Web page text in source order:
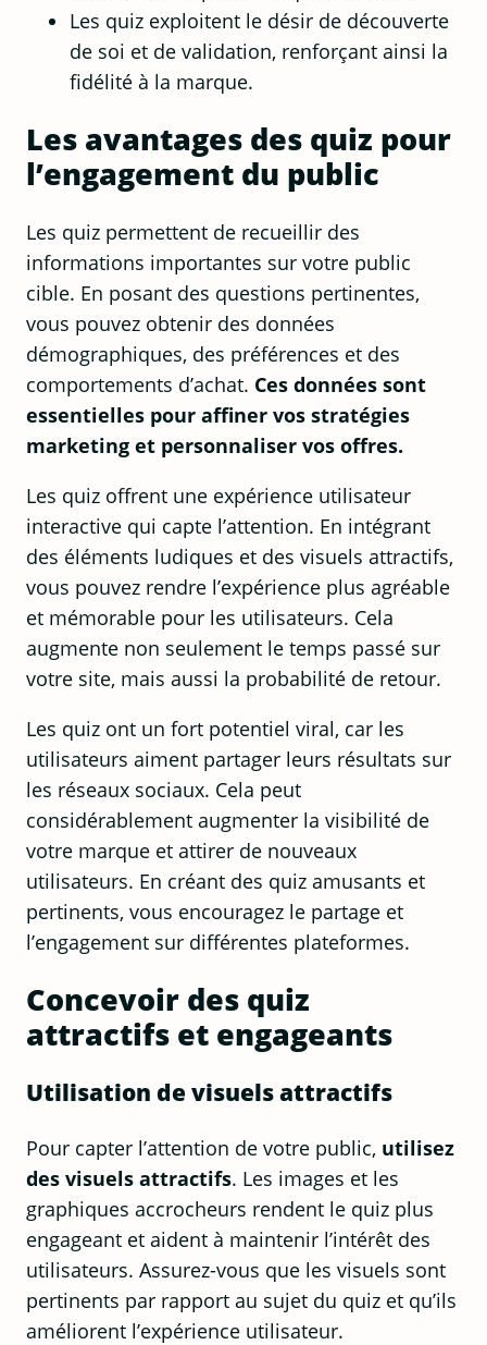
Les quiz exploitent le désir de découverte
de soi et de validation, renforçant ainsi la
fidélité à la marque.
Les avantages des quiz pour
l’engagement du public
Les quiz permettent de recueillir des
informations importantes sur votre public
cible. En posant des questions pertinentes,
vous pouvez obtenir des données
démographiques, des préférences et des
comportements d’achat. Ces données sont
essentielles pour affiner vos stratégies
marketing et personnaliser vos offres.
Les quiz offrent une expérience utilisateur
interactive qui capte l’attention. En intégrant
des éléments ludiques et des visuels attractifs,
vous pouvez rendre l’expérience plus agréable
et mémorable pour les utilisateurs. Cela
augmente non seulement le temps passé sur
votre site, mais aussi la probabilité de retour.
Les quiz ont un fort potentiel viral, car les
utilisateurs aiment partager leurs résultats sur
les réseaux sociaux. Cela peut
considérablement augmenter la visibilité de
votre marque et attirer de nouveaux
utilisateurs. En créant des quiz amusants et
pertinents, vous encouragez le partage et
l’engagement sur différentes plateformes.
Concevoir des quiz
attractifs et engageants
Utilisation de visuels attractifs
Pour capter l’attention de votre public, utilisez
des visuels attractifs. Les images et les
graphiques accrocheurs rendent le quiz plus
engageant et aident à maintenir l’intérêt des
utilisateurs. Assurez-vous que les visuels sont
pertinents par rapport au sujet du quiz et qu’ils
améliorent l’expérience utilisateur.